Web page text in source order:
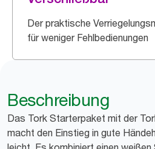
Der praktische
für weniger Fehlbedienungen
Beschreibung
Das Tork Starterpaket mit der
macht den Einstieg in gute